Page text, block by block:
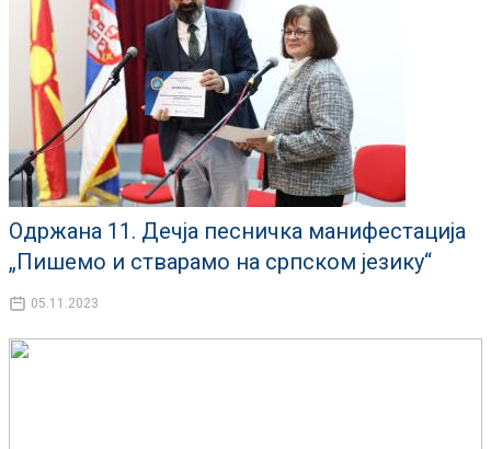
Одржана 11. Дечја песничка манифестација
„Пишемо и стварамо на српском језику“
05.11.2023